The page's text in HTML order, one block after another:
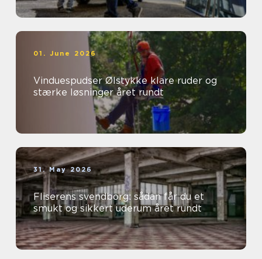
01. June 2026
Vinduespudser Ølstykke klare ruder og
stærke løsninger året rundt
31. May 2026
Fliserens svendborg: sådan får du et
smukt og sikkert uderum året rundt